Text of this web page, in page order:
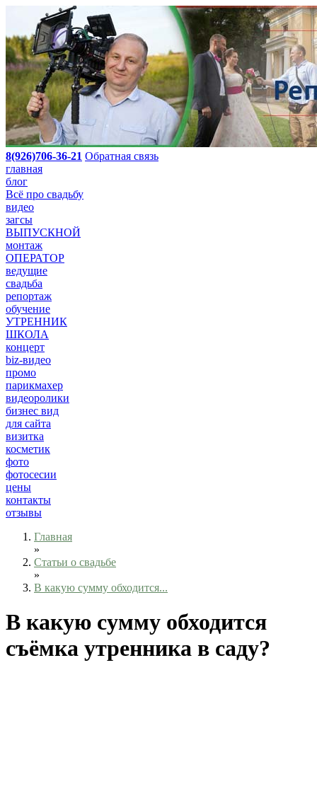
8(926)706-36-21 Обратная связь
главная
блог
Всё про свадьбу
видео
загсы
ВЫПУСКНОЙ
монтаж
ОПЕРАТОР
ведущие
свадьба
репортаж
обучение
УТРЕННИК
ШКОЛА
концерт
biz-видео
промо
парикмахер
видеоролики
бизнес вид
для сайта
визитка
косметик
фото
фотосесии
цены
контакты
отзывы
Главная
»
Статьи о свадьбе
»
В какую сумму обходится...
В какую сумму обходится
съёмка утренника в саду?